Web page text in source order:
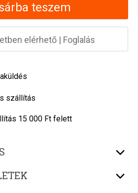
teszem
elérhető| Foglalás
szállítás
15 000 Ft felett